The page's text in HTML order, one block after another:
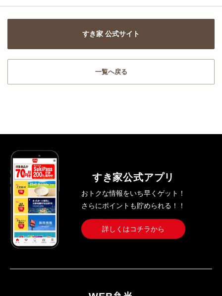
すき家 公式サイト
一覧へ戻る
すき家公式アプリ
おトクな情報をいち早くゲット！
さらにポイントも貯められる！！
詳しくはコチラから